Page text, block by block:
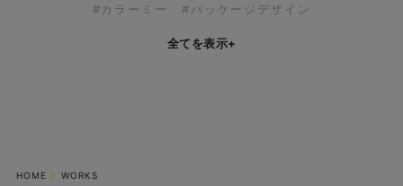
#カラーミー
#パッケージデザイン
全てを表示+
HOME WORKS